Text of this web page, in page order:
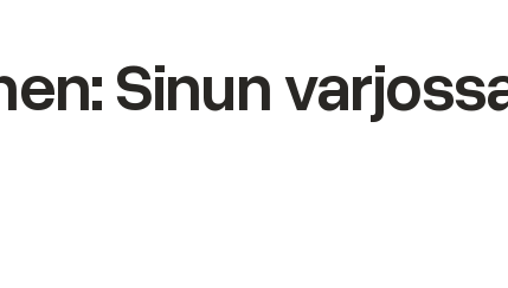
Sinun